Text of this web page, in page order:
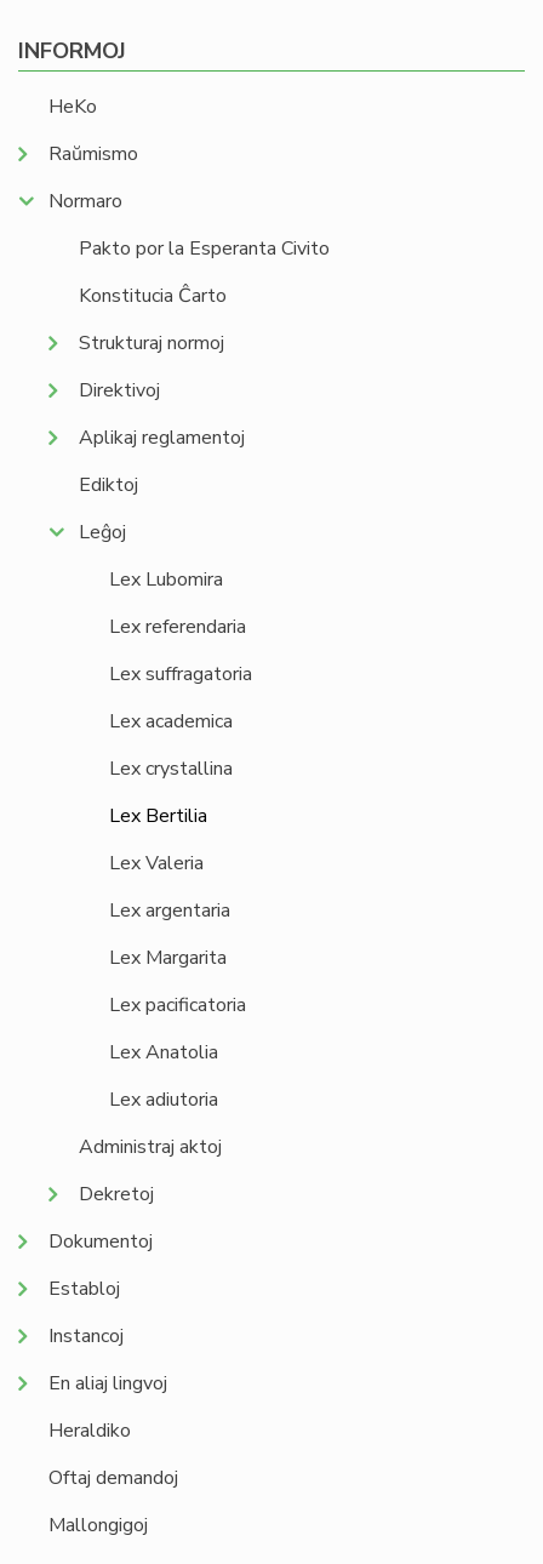
INFORMOJ
HeKo
Raŭmismo
Normaro
Pakto por la Esperanta Civito
Konstitucia Ĉarto
Strukturaj normoj
Direktivoj
Aplikaj reglamentoj
Ediktoj
Leĝoj
Lex Lubomira
Lex referendaria
Lex suffragatoria
Lex academica
Lex crystallina
Lex Bertilia
Lex Valeria
Lex argentaria
Lex Margarita
Lex pacificatoria
Lex Anatolia
Lex adiutoria
Administraj aktoj
Dekretoj
Dokumentoj
Establoj
Instancoj
En aliaj lingvoj
Heraldiko
Oftaj demandoj
Mallongigoj